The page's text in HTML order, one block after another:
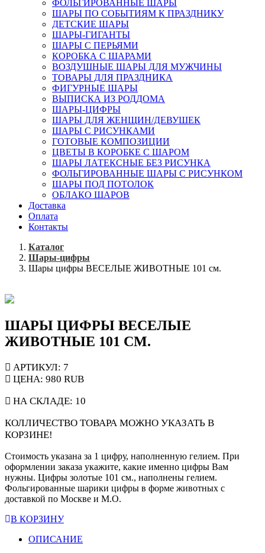
ФОЛЬГИРОВАННЫЕ ШАРЫ
ШАРЫ ПО СОБЫТИЯМ К ПРАЗДНИКУ
ДЕТСКИЕ ШАРЫ
ШАРЫ-ГИГАНТЫ
ШАРЫ С ПЕРЬЯМИ
КОРОБКА С ШАРАМИ
ВОЗДУШНЫЕ ШАРЫ ДЛЯ МУЖЧИНЫ
ТОВАРЫ ДЛЯ ПРАЗДНИКА
ФИГУРНЫЕ ШАРЫ
ВЫПИСКА ИЗ РОДДОМА
ШАРЫ-ЦИФРЫ
ШАРЫ ДЛЯ ЖЕНЩИН/ДЕВУШЕК
ШАРЫ С РИСУНКАМИ
ГОТОВЫЕ КОМПОЗИЦИИ
ЦВЕТЫ В КОРОБКЕ С ШАРОМ
ШАРЫ ЛАТЕКСНЫЕ БЕЗ РИСУНКА
ФОЛЬГИРОВАННЫЕ ШАРЫ С РИСУНКОМ
ШАРЫ ПОД ПОТОЛОК
ОБЛАКО ШАРОВ
Доставка
Оплата
Контакты
Каталог
Шары-цифры
Шары цифры ВЕСЕЛЫЕ ЖИВОТНЫЕ 101 см.
ШАРЫ ЦИФРЫ ВЕСЕЛЫЕ
ЖИВОТНЫЕ 101 СМ.
АРТИКУЛ: 7
ЦЕНА: 980 RUB
НА СКЛАДЕ: 10
КОЛЛИЧЕСТВО ТОВАРА МОЖНО УКАЗАТЬ В
КОРЗИНЕ!
Стоимость указана за 1 цифру, наполненную гелием. При
оформлении заказа укажите, какие именно цифры Вам
нужны. Цифры золотые 101 см., наполнены гелием.
Фольгированные шарики цифры в форме животных с
доставкой по Москве и М.О.
В КОРЗИНУ
ОПИСАНИЕ